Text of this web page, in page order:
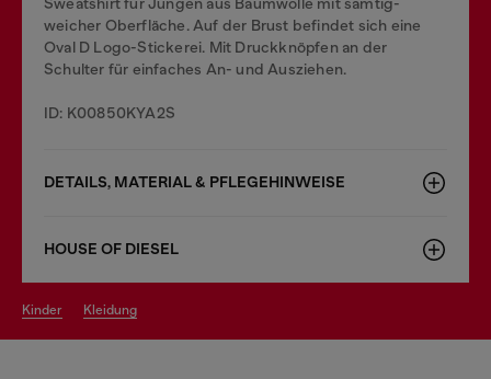
weicher Oberfläche. Auf der Brust befindet sich eine
Oval D Logo-Stickerei. Mit Druckknöpfen an der
Schulter für einfaches An- und Ausziehen.
ID: K00850KYA2S
DETAILS, MATERIAL & PFLEGEHINWEISE
HOUSE OF DIESEL
kinder kleidung